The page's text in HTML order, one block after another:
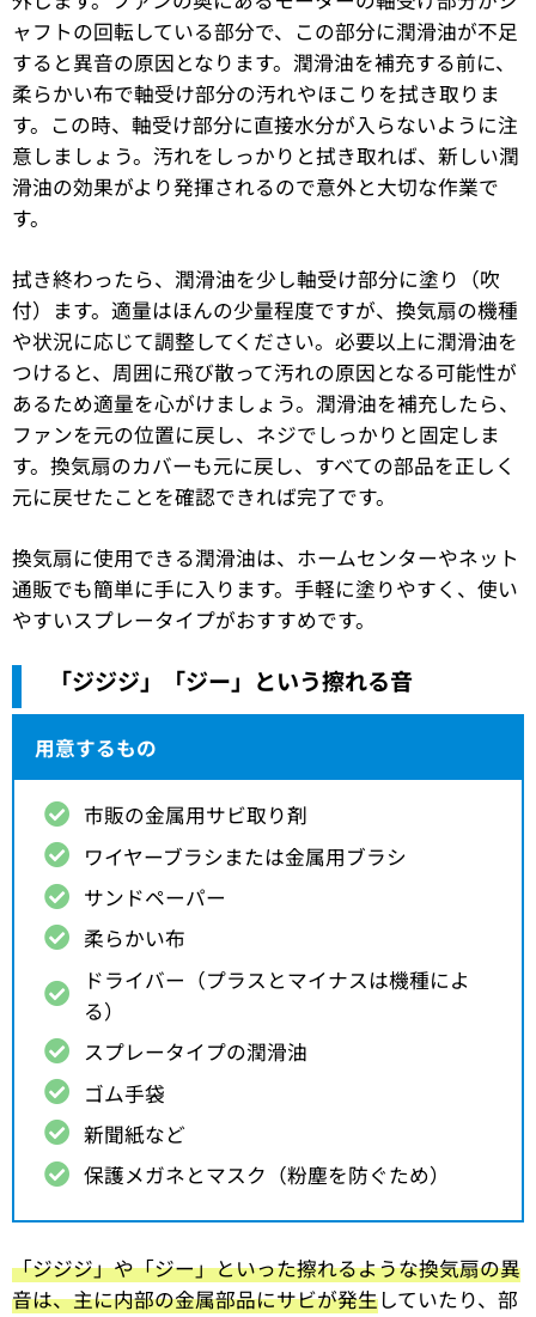
ャフトの回転している部分で、この部分に潤滑油が不足
すると異音の原因となります。潤滑油を補充する前に、
柔らかい布で軸受け部分の汚れやほこりを拭き取りま
す。この時、軸受け部分に直接水分が入らないように注
意しましょう。汚れをしっかりと拭き取れば、新しい潤
滑油の効果がより発揮されるので意外と大切な作業で
す。
拭き終わったら、潤滑油を少し軸受け部分に塗り（吹
付）ます。適量はほんの少量程度ですが、換気扇の機種
や状況に応じて調整してください。必要以上に潤滑油を
つけると、周囲に飛び散って汚れの原因となる可能性が
あるため適量を心がけましょう。潤滑油を補充したら、
ファンを元の位置に戻し、ネジでしっかりと固定しま
す。換気扇のカバーも元に戻し、すべての部品を正しく
元に戻せたことを確認できれば完了です。
換気扇に使用できる潤滑油は、ホームセンターやネット
通販でも簡単に手に入ります。手軽に塗りやすく、使い
やすいスプレータイプがおすすめです。
「ジジジ」「ジー」という擦れる音
用意するもの
市販の金属用サビ取り剤
ワイヤーブラシまたは金属用ブラシ
サンドペーパー
柔らかい布
ドライバー（プラスとマイナスは機種によ
る）
スプレータイプの潤滑油
ゴム手袋
新聞紙など
保護メガネとマスク（粉塵を防ぐため）
「ジジジ」や「ジー」といった擦れるような換気扇の異
音は、主に内部の金属部品にサビが発生していたり、部